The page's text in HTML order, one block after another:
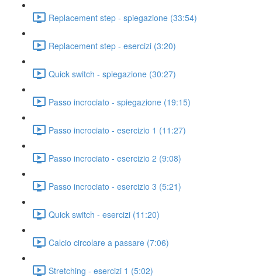
Replacement step - spiegazione (33:54)
Replacement step - esercizi (3:20)
Quick switch - spiegazione (30:27)
Passo incrociato - spiegazione (19:15)
Passo incrociato - esercizio 1 (11:27)
Passo incrociato - esercizio 2 (9:08)
Passo incrociato - esercizio 3 (5:21)
Quick switch - esercizi (11:20)
Calcio circolare a passare (7:06)
Stretching - esercizi 1 (5:02)